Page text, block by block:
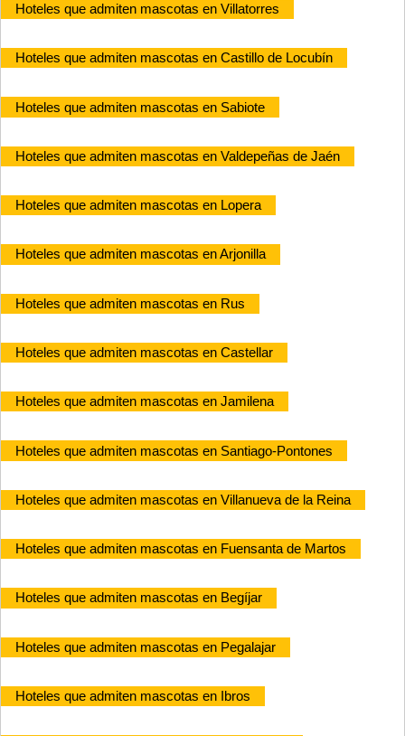
Hoteles que admiten mascotas en Villatorres
Hoteles que admiten mascotas en Castillo de Locubín
Hoteles que admiten mascotas en Sabiote
Hoteles que admiten mascotas en Valdepeñas de Jaén
Hoteles que admiten mascotas en Lopera
Hoteles que admiten mascotas en Arjonilla
Hoteles que admiten mascotas en Rus
Hoteles que admiten mascotas en Castellar
Hoteles que admiten mascotas en Jamilena
Hoteles que admiten mascotas en Santiago-Pontones
Hoteles que admiten mascotas en Villanueva de la Reina
Hoteles que admiten mascotas en Fuensanta de Martos
Hoteles que admiten mascotas en Begíjar
Hoteles que admiten mascotas en Pegalajar
Hoteles que admiten mascotas en Ibros